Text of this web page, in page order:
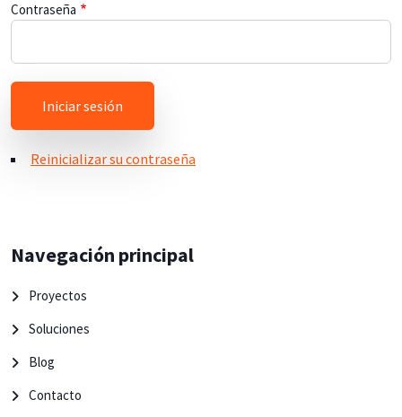
Contraseña
Reinicializar su contraseña
Navegación principal
Proyectos
Soluciones
Blog
Contacto